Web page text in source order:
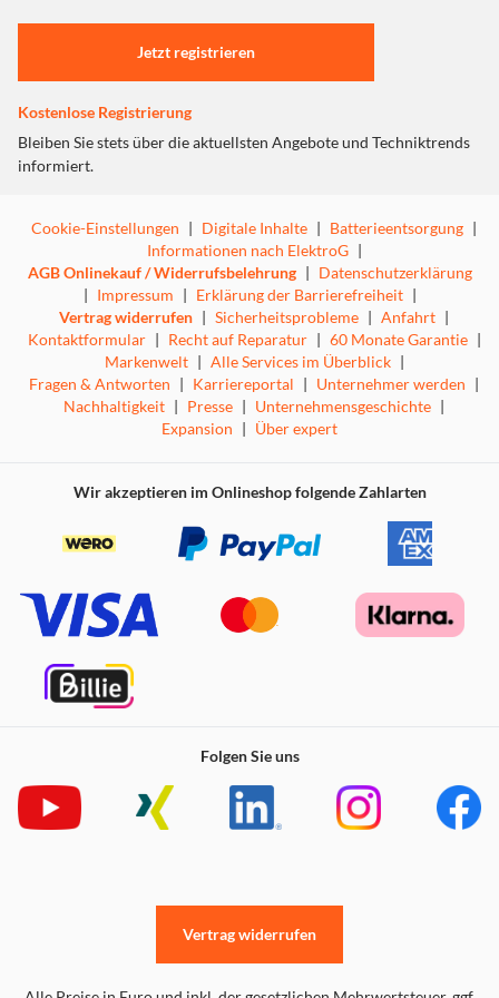
Einstellungen anpassen
Jetzt registrieren
Kostenlose Registrierung
Bleiben Sie stets über die aktuellsten Angebote und Techniktrends
informiert.
Cookie-Einstellungen | Digitale Inhalte | Batterieentsorgung |
Informationen nach ElektroG |
AGB Onlinekauf / Widerrufsbelehrung | Datenschutzerklärung
| Impressum | Erklärung der Barrierefreiheit |
Vertrag widerrufen | Sicherheitsprobleme | Anfahrt |
Kontaktformular | Recht auf Reparatur | 60 Monate Garantie |
Markenwelt | Alle Services im Überblick |
Fragen & Antworten | Karriereportal | Unternehmer werden |
Nachhaltigkeit | Presse | Unternehmensgeschichte |
Expansion | Über expert
Wir akzeptieren im Onlineshop folgende Zahlarten
Folgen Sie uns
Vertrag widerrufen